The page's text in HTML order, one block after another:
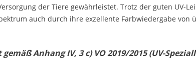
der Tiere gewährleistet. Trotz der guten UV-
auch durch ihre exzellente Farbwiedergabe von
Anhang IV, 3 c) VO 2019/2015 (UV-